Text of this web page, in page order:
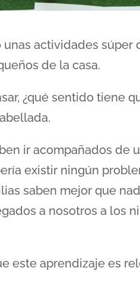
unas actividades súper
de la casa.
¿qué sentido tiene
ir acompañados de
existir ningún
saben mejor que
a nosotros a los
este aprendizaje es